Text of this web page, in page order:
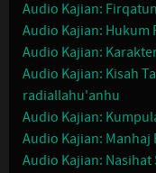
Audio Kajian:
Audio Kajian: Hukum
Audio Kajian:
Audio Kajian: Kisah
radiallahu'anhu
Audio Kajian:
Audio Kajian: Manhaj
Audio Kajian: Nasihat